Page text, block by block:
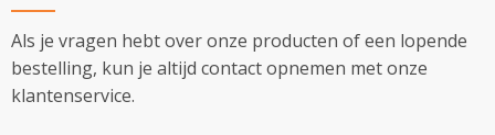
Als je vragen hebt over onze producten of een lopende
bestelling, kun je altijd contact opnemen met onze
klantenservice.